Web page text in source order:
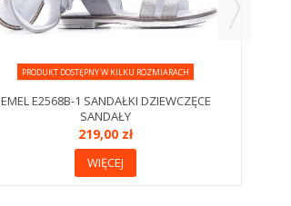
PRODUKT DOSTĘPNY W KILKU ROZMIARACH
EMEL E2568B-1 SANDAŁKI DZIEWCZĘCE
SANDAŁY
219,00 zł
WIĘCEJ